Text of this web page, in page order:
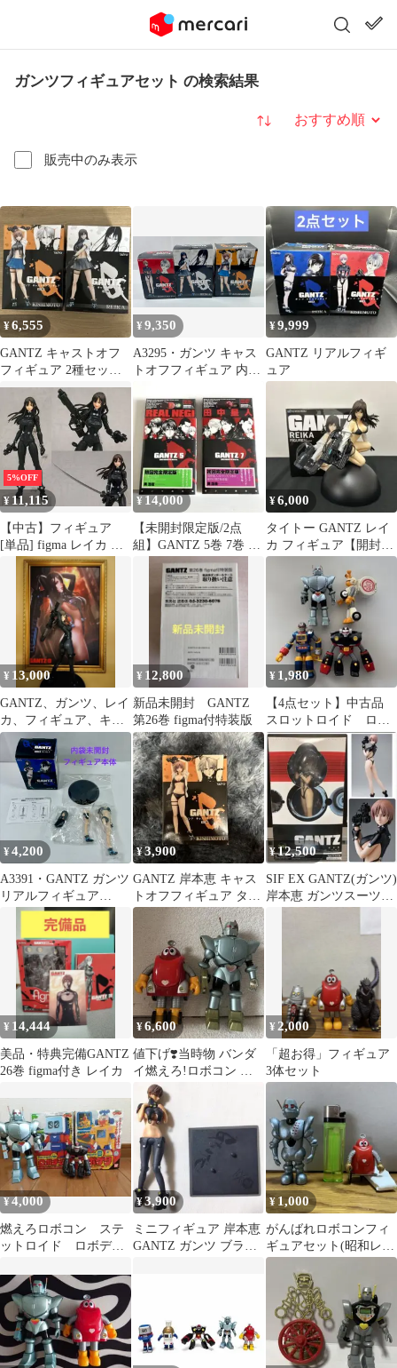
ガンツフィギュアセット の検索結果
販売中のみ表示
並び替え
¥6,555
GANTZ キャストオフ
フィギュア 2種セット
レイカ 岸本
¥9,350
A3295・ガンツ キャス
トオフフィギュア 内袋
にダメージあり
GANTZ
¥9,999
GANTZ リアルフィギ
ュア
5%OFF
¥ 11,115
【中古】フィギュア
[単品] figma レイカ ガ
ンツスーツVer. 「限定
版コミック GANTZ
figma付初回限定版
(26)」 同梱フィギュア
¥ 14,000
【未開封限定版/2点
組】GANTZ 5巻 7巻 初
回完全限定版 フィギュ
¥6,000
タイトー GANTZ レイ
カ フィギュア【開封
品】
¥ 13,000
GANTZ、ガンツ、レイ
カ、フィギュア、キャ
ンパスポスター、額縁
(金ケシ)
¥ 12,800
新品未開封 GANTZ
第26巻 figma付特装版
¥ 1,980
【4点セット】中古品
スロットロイド ロボ
ボス・ロボビン・ガン
ツ先生・ロボイド
¥4,200
A3391・GANTZ ガンツ
リアルフィギュア
REIKA 内袋未開封 ※箱
ダメージあり
¥3,900
GANTZ 岸本恵 キャス
トオフフィギュア タイ
トー
¥12,500
SIF EX GANTZ(ガンツ)
岸本恵 ガンツスーツ
¥ 14,444
美品・特典完備GANTZ
26巻 figma付き レイカ
¥6,600
値下げ❣️当時物 バンダ
イ燃えろ!ロボコン ロ
ボコン&ガンツ先生 超
合金
¥ 2,000
「超お得」フィギュア
3体セット
¥4,000
燃えろロボコン ステ
ットロイド ロボデ
先生 ソフビ ロボボ
ス
¥3,900
ミニフィギュア 岸本恵
GANTZ ガンツ ブラッ
¥ 1,000
がんばれロボコンフィ
ギュアセット(昭和レト
ロ)